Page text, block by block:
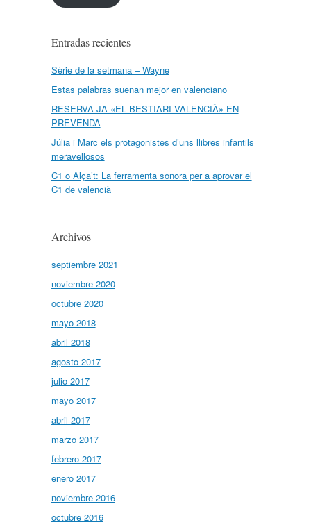
Entradas recientes
Sèrie de la setmana – Wayne
Estas palabras suenan mejor en valenciano
RESERVA JA «EL BESTIARI VALENCIÀ» EN
PREVENDA
Júlia i Marc els protagonistes d’uns llibres infantils
meravellosos
C1 o Alça’t: La ferramenta sonora per a aprovar el
C1 de valencià
Archivos
septiembre 2021
noviembre 2020
octubre 2020
mayo 2018
abril 2018
agosto 2017
julio 2017
mayo 2017
abril 2017
marzo 2017
febrero 2017
enero 2017
noviembre 2016
octubre 2016